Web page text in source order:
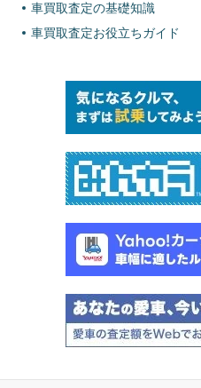
車買取査定の基礎知識
車買取査定お役立ちガイド